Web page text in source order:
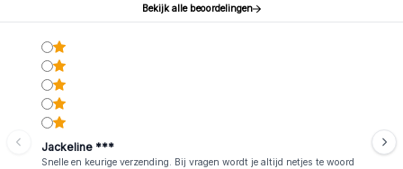
Bekijk alle beoordelingen
Jackeline ***
Snelle en keurige verzending. Bij vragen wordt je altijd netjes te woord